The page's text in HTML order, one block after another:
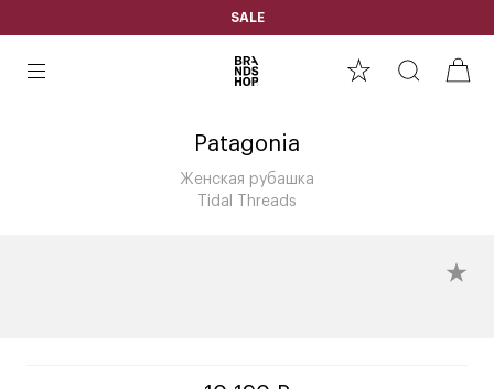
SALE
Patagonia
Женская рубашка
Tidal Threads